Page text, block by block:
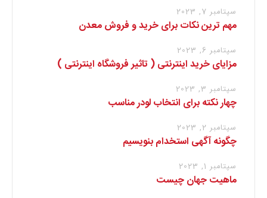
سپتامبر 7, 2023
مهم ترین نکات برای خرید و فروش معدن
سپتامبر 6, 2023
مزایای خرید اینترنتی ( تاثیر فروشگاه اینترنتی )
سپتامبر 3, 2023
چهار نکته برای انتخاب لودر مناسب
سپتامبر 2, 2023
چگونه آگهی استخدام بنویسیم
سپتامبر 1, 2023
ماهیت جهان چیست